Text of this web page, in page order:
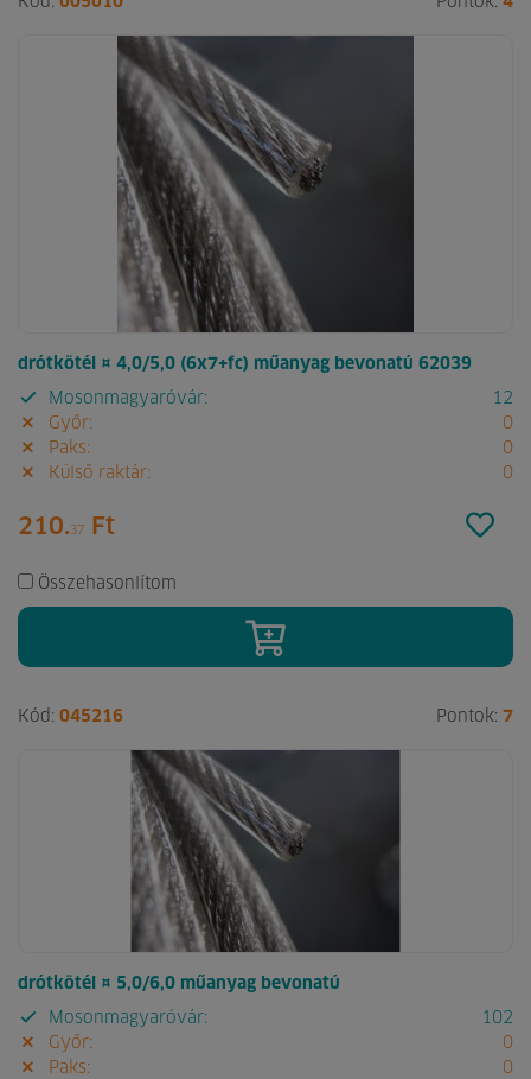
drótkötél ¤ 4,0/5,0 (6x7+fc) műanyag bevonatú 62039
Mosonmagyaróvár:
12
Győr:
0
Paks:
0
Külső raktár:
0
210. 37 Ft
Összehasonlítom
Kód: 045216 Pontok: 7
drótkötél ¤ 5,0/6,0 műanyag bevonatú
Mosonmagyaróvár:
102
Győr:
0
Paks:
0